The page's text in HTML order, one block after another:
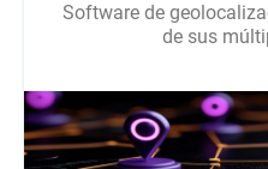
Software de
de sus